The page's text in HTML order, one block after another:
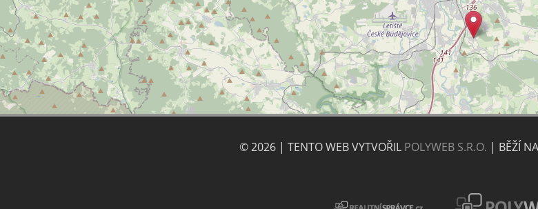
© 2026 | TENTO WEB VYTVOŘIL POLYWEB S.R.O. | BĚŽÍ